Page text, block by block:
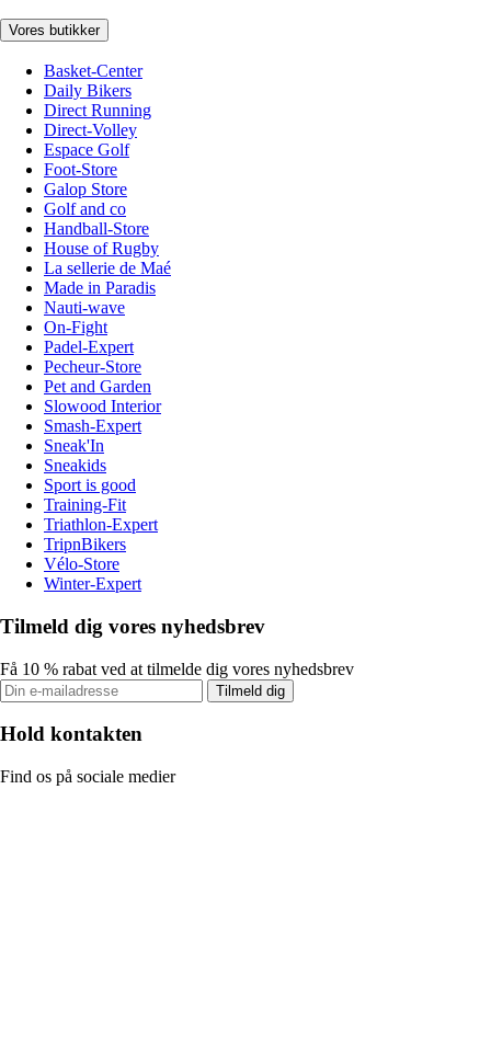
Vores butikker
Basket-Center
Daily Bikers
Direct Running
Direct-Volley
Espace Golf
Foot-Store
Galop Store
Golf and co
Handball-Store
House of Rugby
La sellerie de Maé
Made in Paradis
Nauti-wave
On-Fight
Padel-Expert
Pecheur-Store
Pet and Garden
Slowood Interior
Smash-Expert
Sneak'In
Sneakids
Sport is good
Training-Fit
Triathlon-Expert
TripnBikers
Vélo-Store
Winter-Expert
Tilmeld dig vores nyhedsbrev
Få 10 % rabat ved at tilmelde dig vores nyhedsbrev
Tilmeld dig
Hold kontakten
Find os på sociale medier